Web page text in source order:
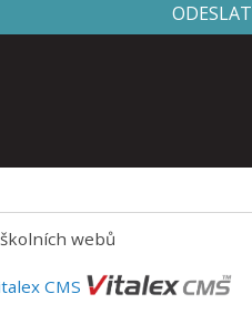
ODESLAT
webů
CMS